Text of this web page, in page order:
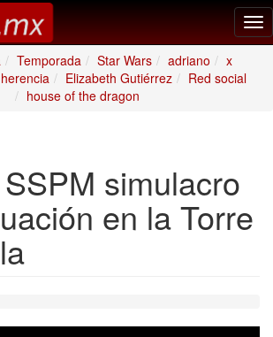
Temporada Star Wars adriano
x
herencia Elizabeth Gutiérrez
Red social
house of the dragon
simulacro
en la Torre